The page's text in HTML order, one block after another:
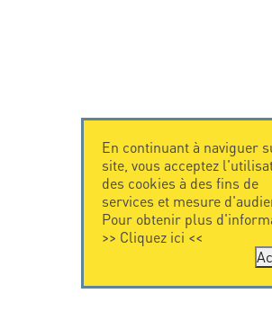
En continuant à naviguer
site, vous acceptez
des cookies à des fins de
services et mesure
Pour obtenir plus
>> Cliquez ici <<